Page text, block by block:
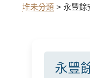
堆未分類 > 永豐餘
永豐